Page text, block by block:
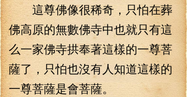
這尊佛像很稀奇，只怕在葬
佛高原的無數佛寺中也就只有這
么一家佛寺拱奉著這樣的一尊菩
薩了，只怕也沒有人知道這樣的
一尊菩薩是會菩薩。